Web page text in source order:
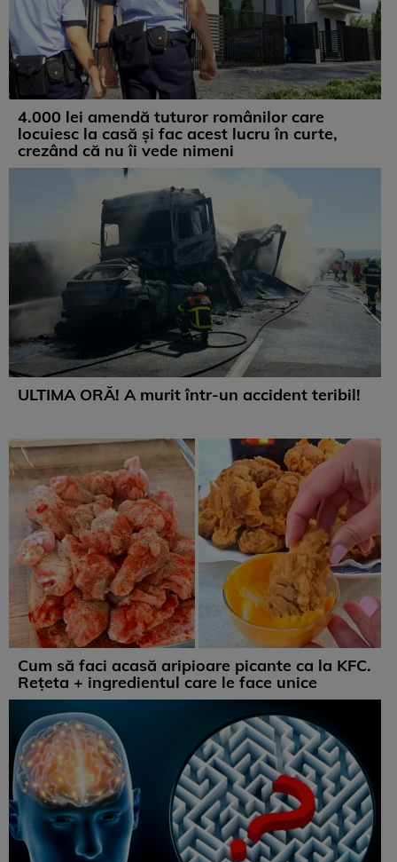
4.000 lei amendă tuturor românilor care
locuiesc la casă și fac acest lucru în curte,
crezând că nu îi vede nimeni
ULTIMA ORĂ! A murit într-un accident teribil!
Cum să faci acasă aripioare picante ca la KFC.
Rețeta + ingredientul care le face unice